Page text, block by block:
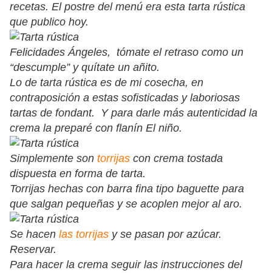
recetas. El postre del menú era esta tarta rústica
que publico hoy.
Felicidades Ángeles, tómate el retraso como un
“descumple” y quítate un añito.
Lo de tarta rústica es de mi cosecha, en
contraposición a estas sofisticadas y laboriosas
tartas de fondant. Y para darle más autenticidad la
crema la preparé con flanín El niño.
Simplemente son torrijas con crema tostada
dispuesta en forma de tarta.
Torrijas hechas con barra fina tipo baguette para
que salgan pequeñas y se acoplen mejor al aro.
Se hacen las torrijas y se pasan por azúcar.
Reservar.
Para hacer la crema seguir las instrucciones del